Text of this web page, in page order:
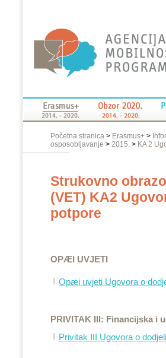
Početna stranica > Erasmus+ >
osposobljavanje > 2015. > KA 2
Strukovno
(VET) KA2
potpore
OPÆI UVJETI
Opæi uvjeti Ugovora o
PRIVITAK III: Financijska i
Privitak III Ugovora o